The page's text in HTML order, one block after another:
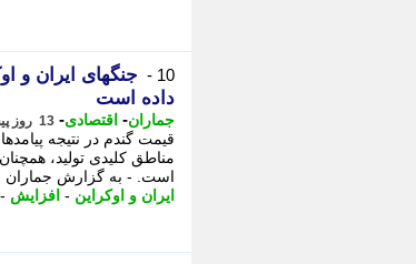
10 -
جنگهای ایران و
داده است
جماران- اقتصادی- 13 روز پیش - شنبه 3 مرداد 1405، 14:35
قیمت گندم در نتیجه
مناطق کلیدی تولید،
است. - به گزارش جماران
ایران و اوکراین - افزایش -